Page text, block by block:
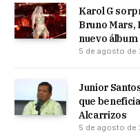
Karol G
Bruno Mars,
nuevo álbum
5 de agosto de
Junior
que
Alcarrizos
5 de agosto de